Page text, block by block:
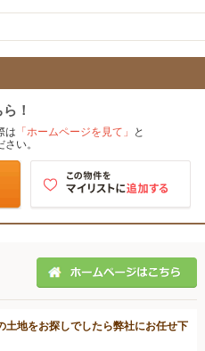
！
は 「ホームページを見て」
と
い。
土地をお探しでしたら弊社にお任せ下